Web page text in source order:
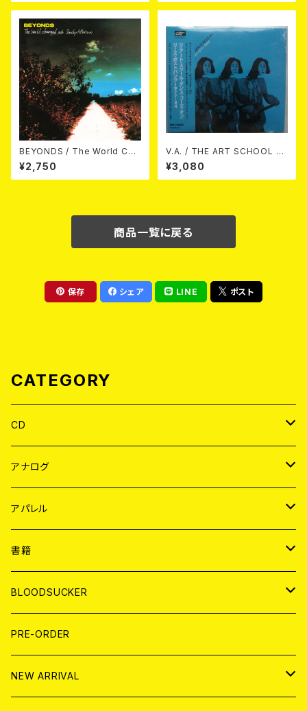
BEYONDS / The World Cha
nged Into Sunday Afternoo
n 10"＋CD＋DVD
¥2,750
V.A. / THE ART SCHOOL D
ANCE GOES ON LEEDS PO
ST-PUNK 1977-84 (帯ライナ
ー付国内盤仕様) CD
¥3,080
商品一覧に戻る
保存 シェア LINE ポスト
CATEGORY
CD
JAPAN
WORLD
アナログ
JAPAN
７EP
LP
WORLD
7EP
LP
アパレル
JAPAN
T-shirt
HOOD
WORLD
T-shirt
HOOD
書籍
MAGAZINE
BOLLOCKS
EL ZINE
写真集 (PHOTOBOOK)
BLOODSUCKER
CD
アナログ
PRE-ORDER
NEW ARRIVAL